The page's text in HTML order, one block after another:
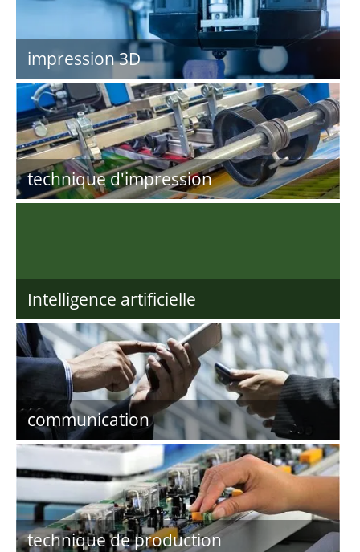
impression 3D
technique d'impression
Intelligence artificielle
communication
technique de production